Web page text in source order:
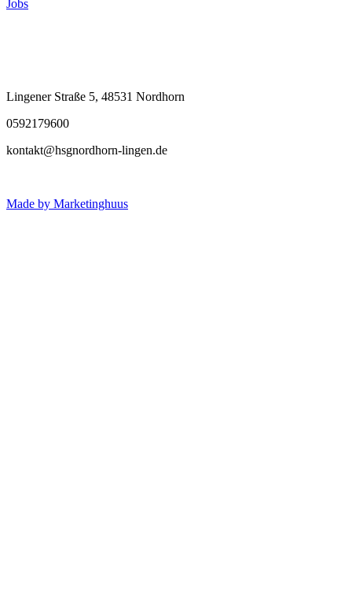
Jobs
Lingener Straße 5, 48531 Nordhorn
0592179600
kontakt@hsgnordhorn-lingen.de
Made by Marketinghuus